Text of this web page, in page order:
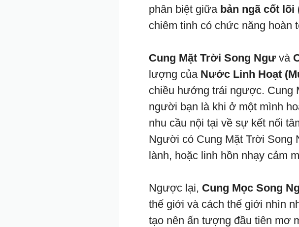
phân biệt giữa bản ngã cốt lõi
chiêm tinh có chức năng hoàn
Cung Mặt Trời Song Ngư và
lượng của Nước Linh Hoạt
chiều hướng trái ngược. Cung
người bạn là khi ở một mình
nhu cầu nội tại về sự kết nối
Người có Cung Mặt Trời
lành, hoặc linh hồn nhạy cảm
Ngược lại, Cung Mọc Song
thế giới và cách thế giới nhìn
tạo nên ấn tượng đầu tiên mơ